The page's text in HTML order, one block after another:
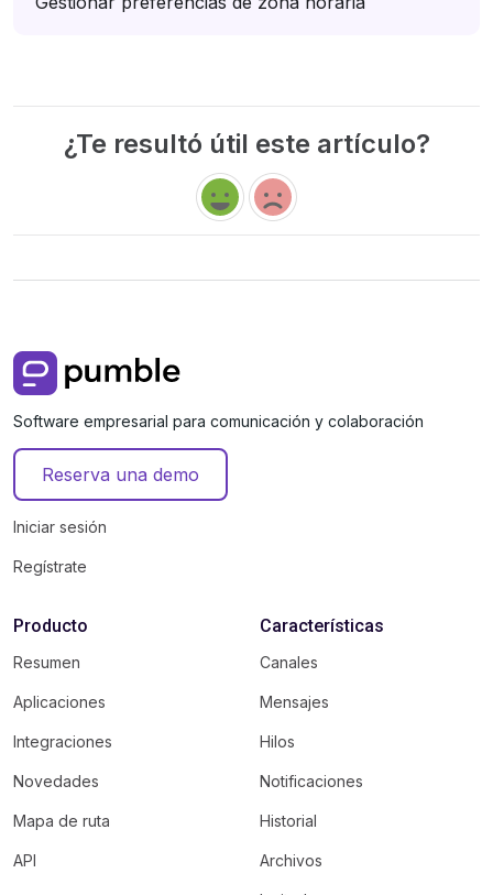
¿Te resultó útil este artículo?
Software empresarial para comunicación y colaboración
Reserva una demo
Iniciar sesión
Regístrate
Producto
Resumen
Aplicaciones
Integraciones
Novedades
Mapa de ruta
API
Características
Canales
Mensajes
Hilos
Notificaciones
Historial
Archivos